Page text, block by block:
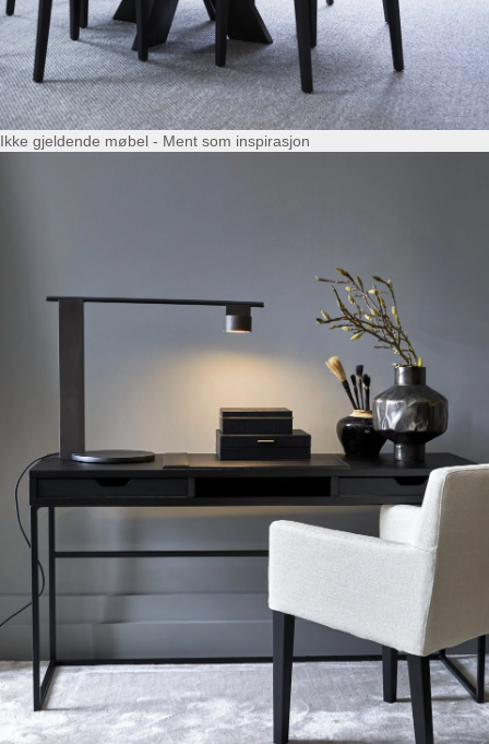
Ikke gjeldende møbel - Ment som inspirasjon